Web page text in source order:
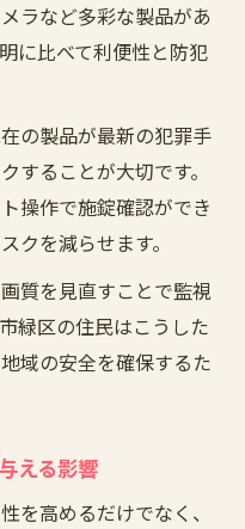
ラなど多彩な製品があ
に比べて利便性と防犯
の製品が最新の犯罪手
することが大切です。
操作で施錠確認ができ
クを減らせます。
質を見直すことで監視
緑区の住民はこうした
域の安全を確保するた
える影響
を高めるだけでなく、